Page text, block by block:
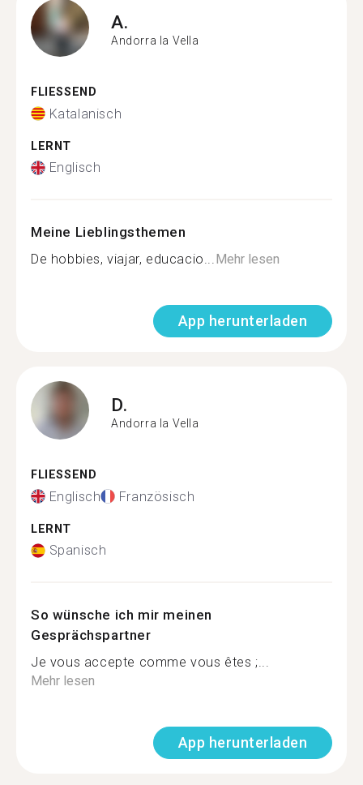
A.
Andorra la Vella
FLIESSEND
Katalanisch
LERNT
Englisch
Meine Lieblingsthemen
De hobbies, viajar, educacio...Mehr lesen
App herunterladen
D.
Andorra la Vella
FLIESSEND
Englisch Französisch
LERNT
Spanisch
So wünsche ich mir meinen
Gesprächspartner
Je vous accepte comme vous êtes ;...
Mehr lesen
App herunterladen